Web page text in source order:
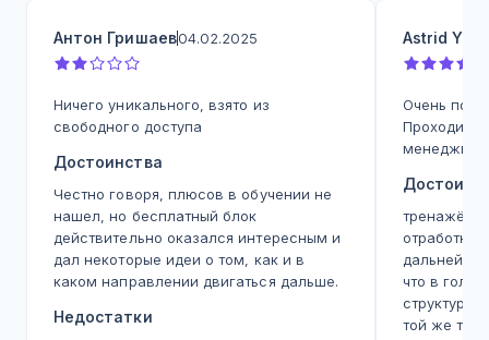
Антон Гришаев04.02.2025
Ничего уникального, взято из
свободного доступа
Достоинства
Честно говоря, плюсов в обучении не
нашел, но бесплатный блок
действительно оказался интересным и
дал некоторые идеи о том, как и в
каком направлении двигаться дальше.
Недостатки
Astrid Yu
Очень
Проходила
тренажёр -
отработка,
что в
структура,
той же